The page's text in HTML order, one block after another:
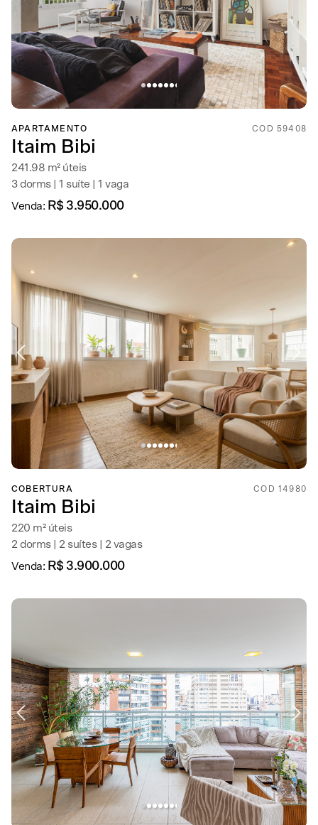
APARTAMENTO COD 59408
Itaim Bibi
241.98 m² úteis
3 dorms | 1 suíte | 1 vaga
Venda: R$ 3.950.000
COBERTURA COD 14980
Itaim Bibi
220 m² úteis
2 dorms | 2 suítes | 2 vagas
Venda: R$ 3.900.000